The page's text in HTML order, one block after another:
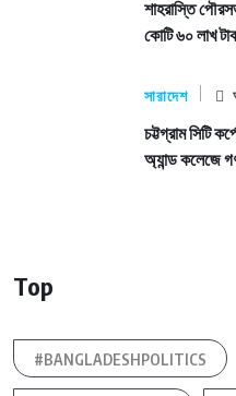
শাহরাস্তি
কোটি ৬০ লাখ
সারাদেশ
চট্টগ্রাম সিটি
অ্যান্ড কলেজে
Top
#BANGLADESHPOLITICS